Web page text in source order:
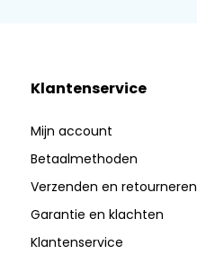
Klantenservice
Mijn account
Betaalmethoden
Verzenden en retourneren
Garantie en klachten
Klantenservice